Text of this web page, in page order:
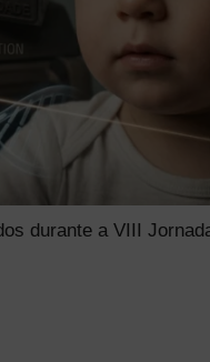
durante a VIII